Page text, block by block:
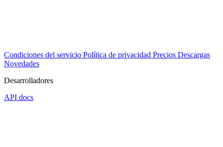
Condiciones del servicio Política de privacidad Precios Descargas
Novedades
Desarrolladores
API docs